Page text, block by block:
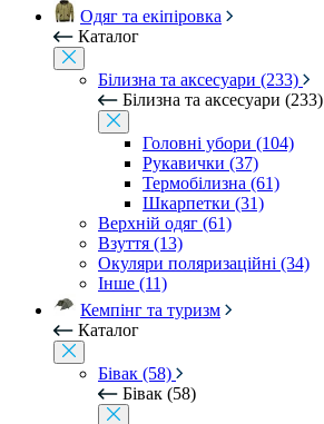
Одяг та екіпіровка
Каталог
Білизна та аксесуари (233)
Білизна та аксесуари (233)
Головні убори (104)
Рукавички (37)
Термобілизна (61)
Шкарпетки (31)
Верхній одяг (61)
Взуття (13)
Окуляри поляризаційні (34)
Інше (11)
Кемпінг та туризм
Каталог
Бівак (58)
Бівак (58)